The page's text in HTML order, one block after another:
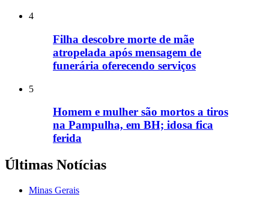
4
Filha descobre morte de mãe
atropelada após mensagem de
funerária oferecendo serviços
5
Homem e mulher são mortos a tiros
na Pampulha, em BH; idosa fica
ferida
Últimas Notícias
Minas Gerais